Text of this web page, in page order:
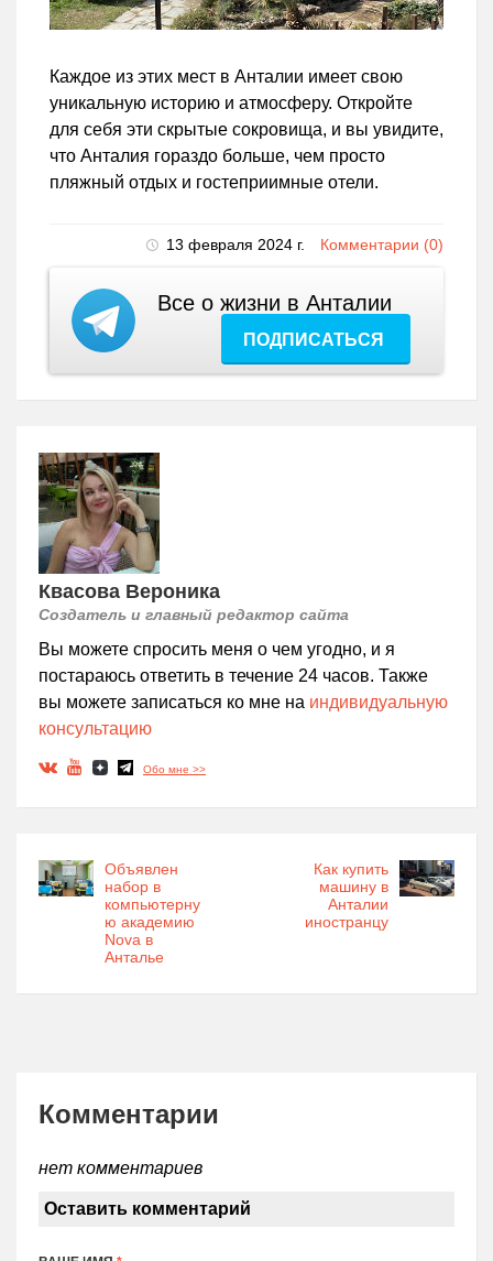
Каждое из этих мест в Анталии имеет свою
уникальную историю и атмосферу. Откройте
для себя эти скрытые сокровища, и вы увидите,
что Анталия гораздо больше, чем просто
пляжный отдых и гостеприимные отели.
13 февраля 2024 г. Комментарии (0)
Все о жизни в Анталии
ПОДПИСАТЬСЯ
Квасова Вероника
Создатель и главный редактор сайта
Вы можете спросить меня о чем угодно, и я
постараюсь ответить в течение 24 часов. Также
вы можете записаться ко мне на индивидуальную
консультацию
Обо мне >>
Объявлен
набор в
компьютерну
ю академию
Nova в
Анталье
Как купить
машину в
Анталии
иностранцу
Комментарии
нет комментариев
Оставить комментарий